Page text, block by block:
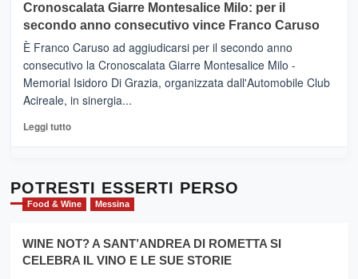
tra
sapori
vicoli
medievali
Mondello
(Palermo)
–
“E
adesso
Pasta
–
Sicilia
l’
evento
per
la
filiera
Cronoscalata Giarre Montesalice Milo: per il
secondo anno consecutivo vince Franco Caruso
È Franco Caruso ad aggiudicarsi per il secondo anno
consecutivo la Cronoscalata Giarre Montesalice Milo -
Memorial Isidoro Di Grazia, organizzata dall'Automobile Club
Acireale, in sinergia...
Leggi tuttoLeggi
Cronoscalata
Giarre
Montesalice
per
il
POTRESTI ESSERTI PERSO
Food & Wine Messina
WINE NOT? A SANT’ANDREA DI ROMETTA SI
CELEBRA IL VINO E LE SUE STORIE